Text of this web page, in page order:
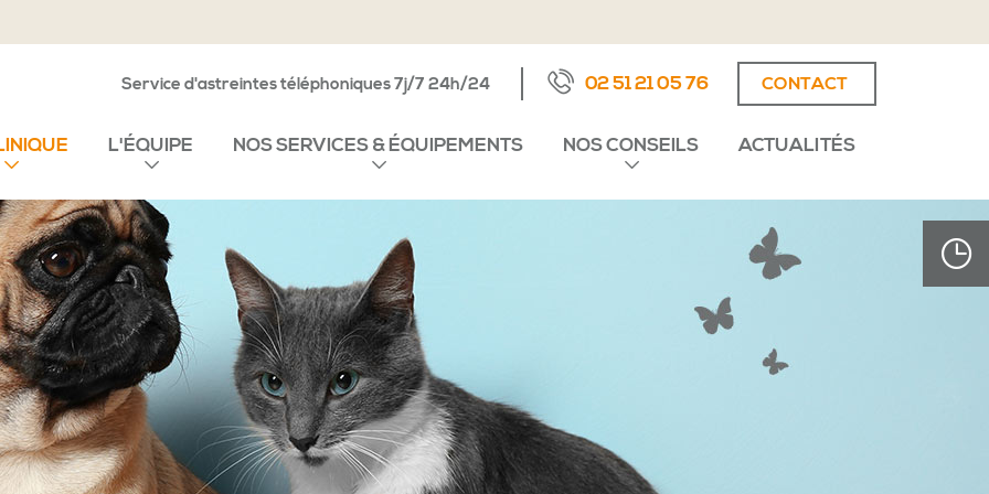
Service d'astreintes téléphoniques 7j/7 24h/24 02 51 21 05 76 CONTACT
L'ÉQUIPE NOS SERVICES & ÉQUIPEMENTS NOS CONSEILS ACTUALITÉS